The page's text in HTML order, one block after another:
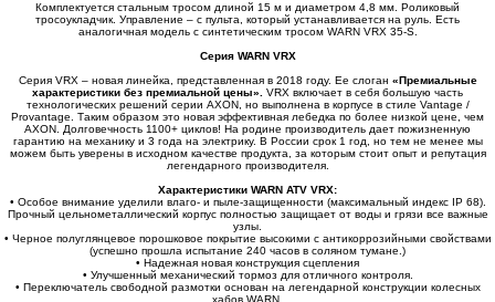
Комплектуется стальным тросом длиной 15 м и диаметром 4,8 мм. Роликовый
тросоукладчик. Управление – с пульта, который устанавливается на руль. Есть
аналогичная модель с синтетическим тросом WARN VRX 35-S.
Серия WARN VRX
Серия VRX – новая линейка, представленная в 2018 году. Ее слоган «Премиальные
характеристики без премиальной цены». VRX включает в себя большую часть
технологических решений cерии AXON, но выполнена в корпусе в стиле Vantage /
Provantage. Таким образом это новая эффективная лебедка по более низкой цене, чем
AXON. Долговечность 1100+ циклов! На родине производитель дает пожизненную
гарантию на механику и 3 года на электрику. В России срок 1 год, но тем не менее мы
можем быть уверены в исходном качестве продукта, за которым стоит опыт и репутация
легендарного производителя.
Характеристики WARN ATV VRX:
• Особое внимание уделили влаго- и пыле-защищенности (максимальный индекс IP 68).
Прочный цельнометаллический корпус полностью защищает от воды и грязи все важные
узлы.
• Черное полуглянцевое порошковое покрытие высокими с антикоррозийными свойствами
(успешно прошла испытание 240 часов в соляном тумане.)
• Надежная новая конструкция сцепления
• Улучшенный механический тормоз для отличного контроля.
• Переключатель свободной размотки основан на легендарной конструкции колесных